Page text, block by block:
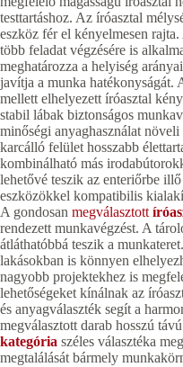
testtartáshoz. Az íróasztal
eszköz fér el kényelmesen
több feladat végzésére is
meghatározza a helyiség
javítja a munka hatékonyságát.
mellett elhelyezett íróasztal
stabil lábak biztonságos
minőségi anyaghasználat
karcálló felület hosszabb
kombinálható más
lehetővé teszik az enteriőrbe
eszközökkel kompatibilis
A gondosan megválasztott
rendezett munkavégzést. A
átláthatóbbá teszik a
lakásokban is könnyen
nagyobb projektekhez is
lehetőségeket kínálnak az
és anyagválaszték segít a
megválasztott darab hosszú
kategória széles választéka
megtalálását bármely